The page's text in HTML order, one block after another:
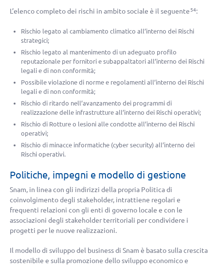
L’elenco completo dei rischi in ambito sociale è il seguente 54:
Rischio legato al cambiamento climatico all’interno dei Rischi
strategici;
Rischio legato al mantenimento di un adeguato profilo
reputazionale per fornitori e subappaltatori all’interno dei Rischi
legali e di non conformità;
Possibile violazione di norme e regolamenti all’interno dei Rischi
legali e di non conformità;
Rischio di ritardo nell’avanzamento dei programmi di
realizzazione delle infrastrutture all’interno dei Rischi operativi;
Rischio di Rotture o lesioni alle condotte all’interno dei Rischi
operativi;
Rischio di minacce informatiche (cyber security) all’interno dei
Rischi operativi.
Politiche, impegni e modello di gestione
Snam, in linea con gli indirizzi della propria Politica di
coinvolgimento degli stakeholder, intrattiene regolari e
frequenti relazioni con gli enti di governo locale e con le
associazioni degli stakeholder territoriali per condividere i
progetti per le nuove realizzazioni.
Il modello di sviluppo del business di Snam è basato sulla crescita
sostenibile e sulla promozione dello sviluppo economico e